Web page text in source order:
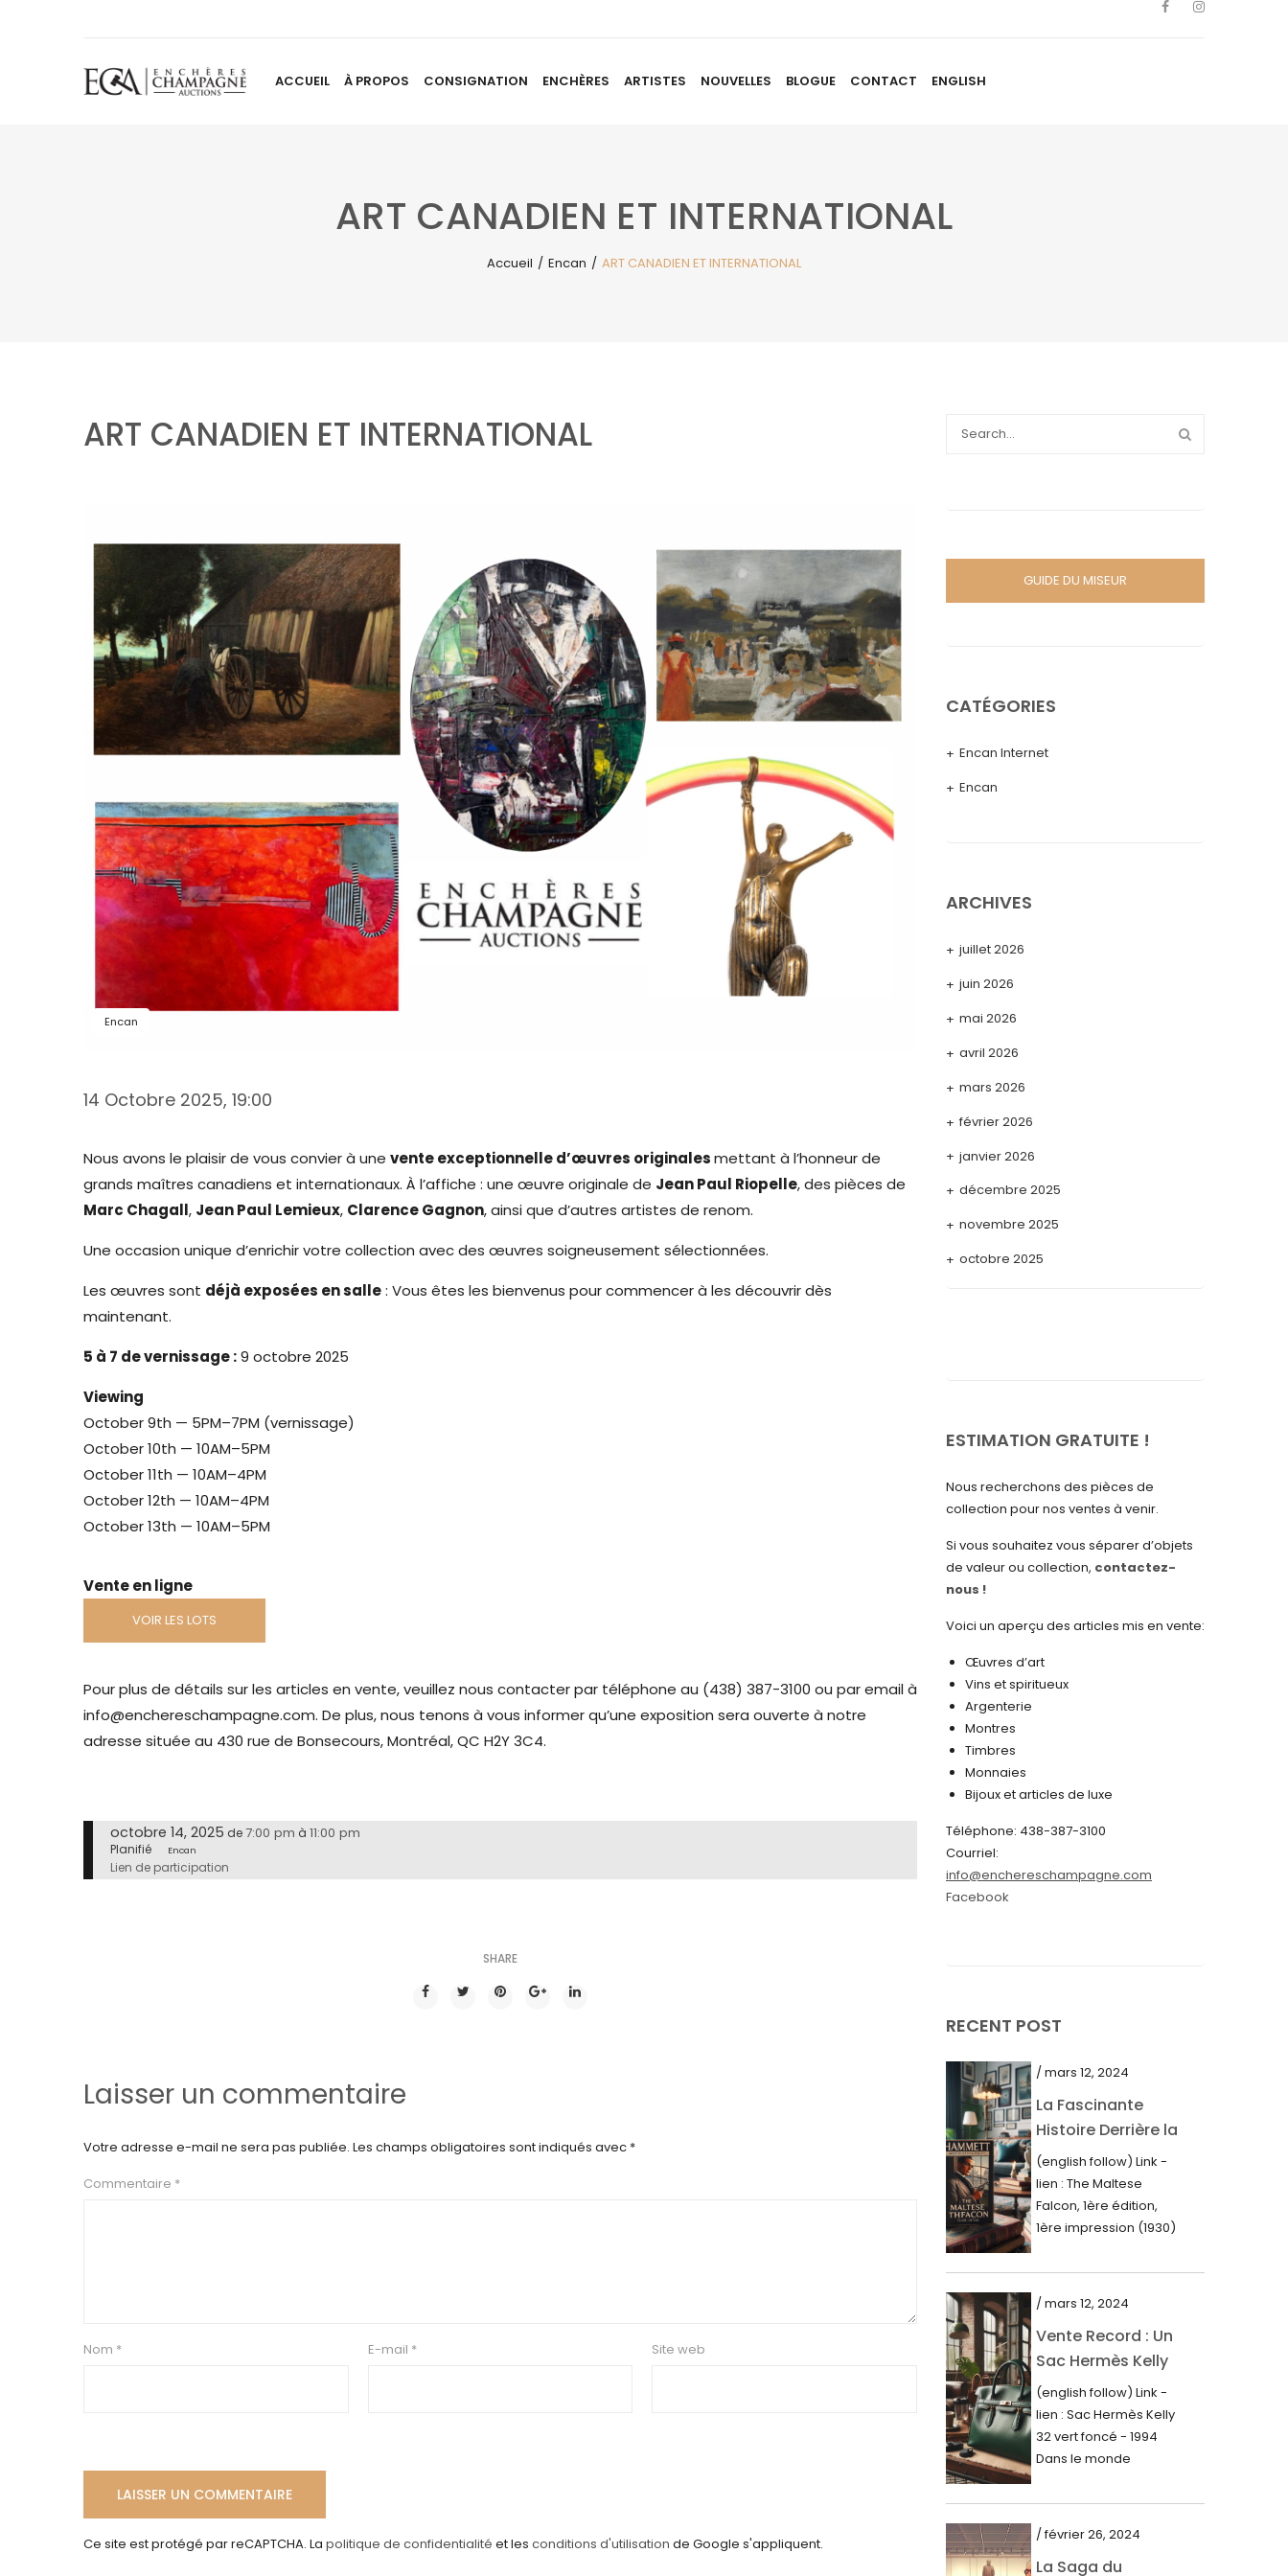
ACCUEIL À PROPOS CONSIGNATION ENCHÈRES ARTISTES NOUVELLES BLOGUE CONTACT ENGLISH
ART CANADIEN ET INTERNATIONAL
Accueil / Encan / ART CANADIEN ET INTERNATIONAL
ART CANADIEN ET INTERNATIONAL
Encan
14 Octobre 2025, 19:00
Nous avons le plaisir de vous convier à une vente exceptionnelle d’œuvres originalesmettant à l’honneur de
grands maîtres canadiens et internationaux. À l’affiche : une œuvre originale de Jean Paul Riopelle, des pièces de
Marc Chagall, Jean Paul Lemieux, Clarence Gagnon, ainsi que d’autres artistes de renom.
Une occasion unique d’enrichir votre collection avec des œuvres soigneusement sélectionnées.
Les œuvres sont déjà exposées en salle: Vous êtes les bienvenus pour commencer à les découvrir dès
maintenant.
5 à 7 de vernissage :9 octobre 2025
Viewing
October 9th — 5PM–7PM (vernissage)
October 10th — 10AM–5PM
October 11th — 10AM–4PM
October 12th — 10AM–4PM
October 13th — 10AM–5PM
Vente en ligne
VOIR LES LOTS
Pour plus de détails sur les articles en vente, veuillez nous contacter par téléphone au (438) 387-3100 ou par email à
info@enchereschampagne.com. De plus, nous tenons à vous informer qu’une exposition sera ouverte à notre
adresse située au 430 rue de Bonsecours, Montréal, QC H2Y 3C4.
octobre 14, 2025 de7:00 pm à 11:00 pm
Planifié Encan
Lien de participation
SHARE
Laisser un commentaire
Votre adresse e-mail ne sera pas publiée. Les champs obligatoires sont indiqués avec *
Commentaire *
Nom * E-mail * Site web
Ce site est protégé par reCAPTCHA. La politique de confidentialité et les conditions d'utilisation de Google s'appliquent.
GUIDE DU MISEUR
CATÉGORIES
Encan Internet
Encan
ARCHIVES
juillet 2026
juin 2026
mai 2026
avril 2026
mars 2026
février 2026
janvier 2026
décembre 2025
novembre 2025
octobre 2025
avril 2025
février 2025
décembre 2024
octobre 2024
septembre 2024
août 2024
mai 2024
mars 2024
février 2024
octobre 2023
août 2023
juillet 2023
juin 2023
mai 2023
avril 2023
mars 2023
février 2023
janvier 2023
décembre 2022
novembre 2022
octobre 2022
septembre 2022
août 2022
juillet 2022
juin 2022
ESTIMATION GRATUITE !
Nous recherchons des pièces de
collection pour nos ventes à venir.
Si vous souhaitez vous séparer d’objets
de valeur ou collection, contactez-
nous !
Voici un aperçu des articles mis en vente:
Œuvres d’art
Vins et spiritueux
Argenterie
Montres
Timbres
Monnaies
Bijoux et articles de luxe
Téléphone: 438-387-3100
Courriel:
info@enchereschampagne.com
Facebook
RECENT POST
/ mars 12, 2024
La Fascinante
Histoire Derrière la
Première Édition
du « Faucon
Maltais » (1930)
(english follow) Link -
lien : The Maltese
Falcon, 1ère édition,
1ère impression (1930)
mots imprimés,...
/ mars 12, 2024
Vente Record : Un
Sac Hermès Kelly
de 1994 atteint 14
000$
(english follow) Link -
lien : Sac Hermès Kelly
32 vert foncé - 1994
Dans le monde
/ février 26, 2024
La Saga du